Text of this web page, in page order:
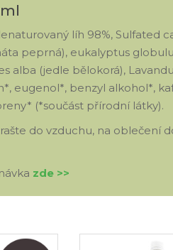
líh 98%, Sulfated
peprná), eukalyptus
alba (jedle bělokorá),
eugenol*, benzyl alkohol*,
(*součást přírodní látky).
do vzduchu, na oblečení
zde >>